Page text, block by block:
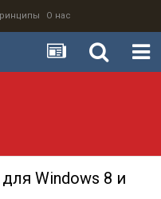
О нас
Windows 8 и